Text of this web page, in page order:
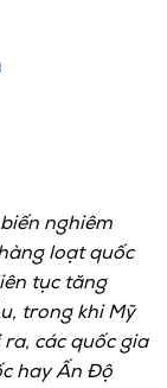
nghiêm
loạt quốc
tục tăng
trong khi Mỹ
ra, các quốc gia
hay Ấn Độ